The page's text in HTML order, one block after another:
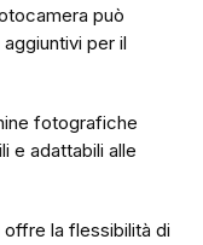
può
per il
fotografiche
e adattabili alle
offre la flessibilità di